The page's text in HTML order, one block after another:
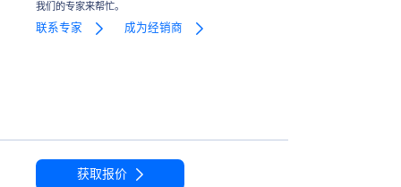
我们的专家来帮忙。
联系专家 成为经销商
获取报价